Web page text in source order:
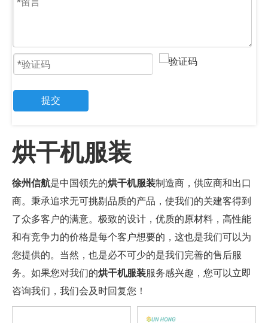
提交
烘干机服装
徐州信航是中国领先的烘干机服装制造商，供应商和出口
商。秉承追求无可挑剔品质的产品，使我们的关建客得到
了众多客户的满意。极致的设计，优质的原材料，高性能
和有竞争力的价格是每个客户想要的，这也是我们可以为
您提供的。当然，也是必不可少的是我们完善的售后服
务。如果您对我们的烘干机服装服务感兴趣，您可以立即
咨询我们，我们会及时回复您！